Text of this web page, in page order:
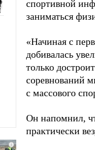
спортивной
заниматься
«Начиная с
добивалась
только
соревнований
с массового
Он напомнил,
практически